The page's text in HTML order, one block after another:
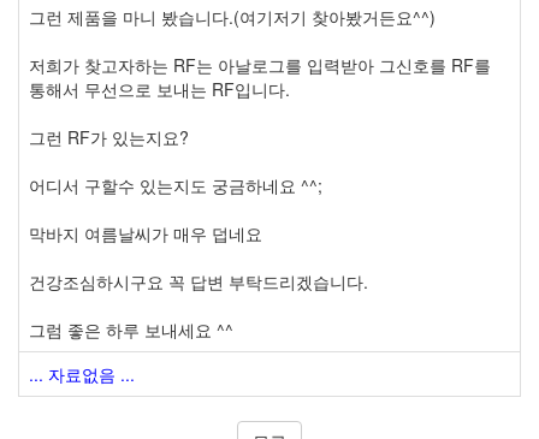
그런 제품을 마니 봤습니다.(여기저기 찾아봤거든요^^)
저희가 찾고자하는 RF는 아날로그를 입력받아 그신호를 RF를
통해서 무선으로 보내는 RF입니다.
그런 RF가 있는지요?
어디서 구할수 있는지도 궁금하네요 ^^;
막바지 여름날씨가 매우 덥네요
건강조심하시구요 꼭 답변 부탁드리겠습니다.
그럼 좋은 하루 보내세요 ^^
... 자료없음 ...